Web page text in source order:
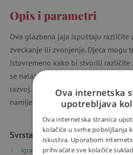
Opis i parametri
Ova glazbena jaja ispuštaju različite
zveckanje ili zvonjenje. Djeca mogu
istovremeno kako bi stvorili različite
se nalazi ukupno 5 jaja koja
razvoj. Veličina je savršena za male
namijenjena djeci od 2 godine. U
Svrstano u kategorije
Igračke prema vrsti
Glazbene
Ova internetska
upotrebljava
Ova internetska stranica
kolačiće u svrhe poboljšanja
iskustva. Uporabom
prihvaćate sve kolačiće